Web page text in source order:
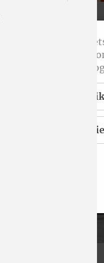
Unsere
nutzen wir
Statistik